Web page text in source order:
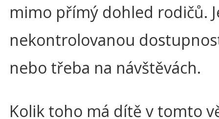
mimo přímý dohled rodičů.
nekontrolovanou
nebo třeba na návštěvách.
Kolik toho má dítě v tomto